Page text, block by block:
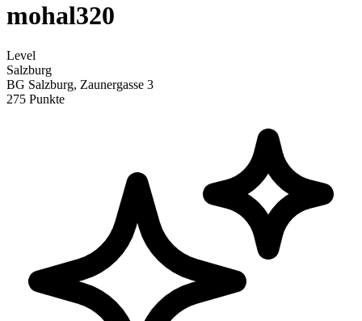
mohal320
Level
Salzburg
BG Salzburg, Zaunergasse 3
275 Punkte